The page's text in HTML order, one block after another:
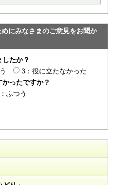
にみなさまのご意見をお聞か
たか？
3：役に立たなかった
ったですか？
ふつう